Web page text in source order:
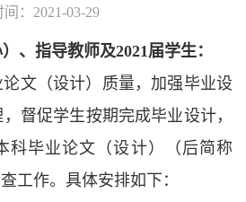
间：2021-03-29
、指导教师及2021届学生：
文（设计）质量，加强毕业设
督促学生按期完成毕业设计，
科毕业论文（设计）（后简称
工作。具体安排如下：